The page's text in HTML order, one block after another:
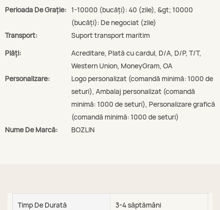
Perioada De Graţie: 1-10000 (bucăți): 40 (zile), &gt; 10000
(bucăți): De negociat (zile)
Transport:
Suport transport maritim
Plăți:
Acreditare, Plată cu cardul, D/A, D/P, T/T,
Western Union, MoneyGram, OA
Personalizare:
Logo personalizat (comandă minimă: 1000 de
seturi), Ambalaj personalizat (comandă
minimă: 1000 de seturi), Personalizare grafică
(comandă minimă: 1000 de seturi)
Nume De Marcă:
BOZLIN
Timp De Durată 3-4 săptămâni